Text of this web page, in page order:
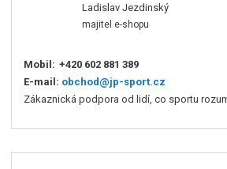
Ladislav Jezdinský
majitel e-shopu
Mobil: +420 602 881 389
E-mail: obchod@jp-sport.cz
Zákaznická podpora od lidí, co sportu